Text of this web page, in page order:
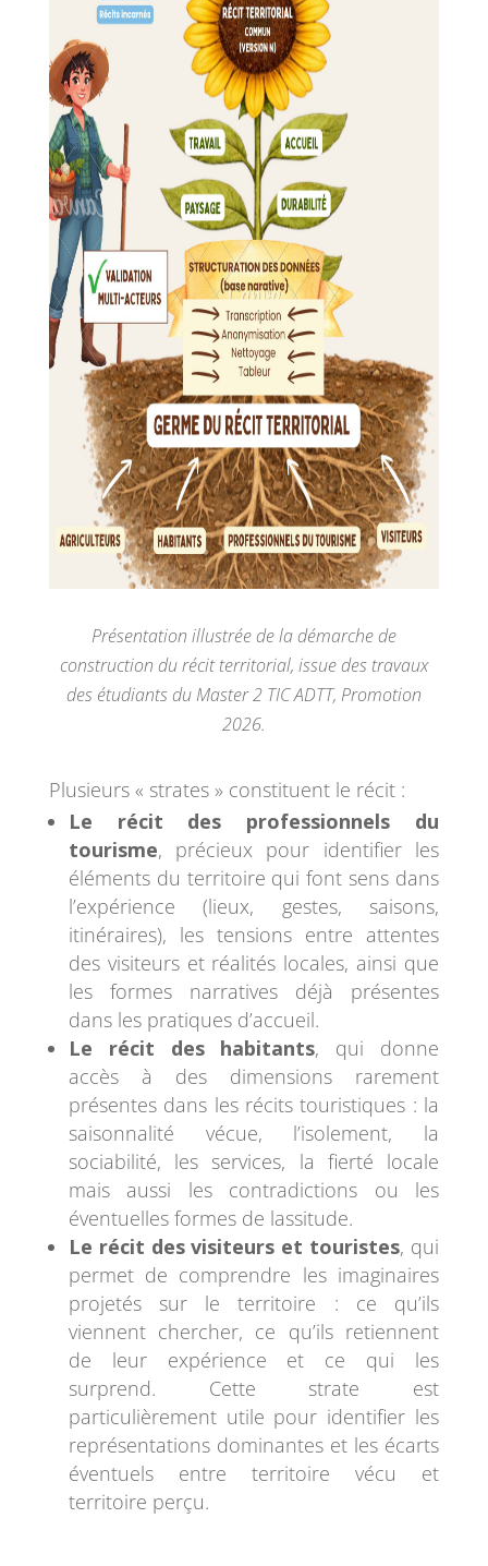
Présentation illustrée de la démarche de
construction du récit territorial, issue des travaux
des étudiants du Master 2 TIC ADTT, Promotion
2026.
Plusieurs « strates » constituent le récit :
Le récit des professionnels du
tourisme, précieux pour identifier les
éléments du territoire qui font sens dans
l’expérience (lieux, gestes, saisons,
itinéraires), les tensions entre attentes
des visiteurs et réalités locales, ainsi que
les formes narratives déjà présentes
dans les pratiques d’accueil.
Le récit des habitants, qui donne
accès à des dimensions rarement
présentes dans les récits touristiques : la
saisonnalité vécue, l’isolement, la
sociabilité, les services, la fierté locale
mais aussi les contradictions ou les
éventuelles formes de lassitude.
Le récit des visiteurs et touristes, qui
permet de comprendre les imaginaires
projetés sur le territoire : ce qu’ils
viennent chercher, ce qu’ils retiennent
de leur expérience et ce qui les
surprend. Cette strate est
particulièrement utile pour identifier les
représentations dominantes et les écarts
éventuels entre territoire vécu et
territoire perçu.